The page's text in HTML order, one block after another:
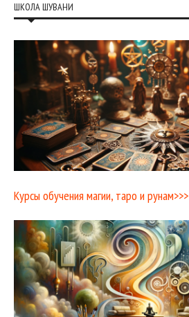
ШКОЛА ШУВАНИ
Курсы обучения магии, таро и рунам>>>